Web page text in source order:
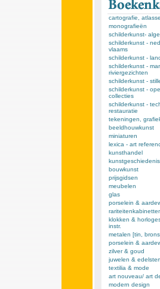
cartografie,
monografieën
schilderkunst-
schilderkunst -
vlaams
schilderkunst -
schilderkunst -
riviergezichten
schilderkunst -
schilderkunst -
collecties
schilderkunst -
restauratie
tekeningen,
beeldhouwkunst
miniaturen
lexica - art
kunsthandel
kunstgeschiedenis
bouwkunst
prijsgidsen
meubelen
glas
porselein &
klokken &
instr.
metalen [tin,
porselein &
zilver & goud
juwelen &
textilia & mode
art nouveau/ art
modern design